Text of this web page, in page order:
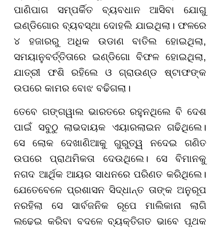
ପାଣିପାଗ ସମ୍ପର୍କିତ ବ୍ୟବଧାନ ଆସିବା ଯୋଗୁ
ଇଣ୍ଡିଗୋର ବ୍ୟବସ୍ଥା ଦୋହଲି ଯାଇଥିଲା। ଫଳରେ
୪ ହଜାରରୁ ଅଧିକ ଉଡାଣ ବାତିଲ ହୋଇଥିଲା,
ସମୟାନୁବର୍ତ୍ତିତାରେ ଇଣ୍ଡିଗୋ ବିଫଳ ହୋଇଥିଲା,
ଯାତ୍ରୀ ଫଶି ରହିଲେ ଓ ଗ୍ରାଉଣ୍ଡ ଷ୍ଟାଫଙ୍କ
ଉପରେ କାମର ବୋଝ ବଢିଗଲା।
ତେବେ ଗଙ୍ଗୱାଲ ଭାରତରେ ରହୁନଥିଲେ ବି ଦେଶ
ପାଇଁ ସବୁଠୁ ଲାଭଦାୟକ ଏୟାରଲାଇନ ଗଢିଥିଲେ।
ସେ ଲୋକ ଦେଖାଣିଆକୁ ଗୁରୁତ୍ୱ ନଦେଇ ଗଣିତ
ଉପରେ ପ୍ରାଥମିକତା ଦେଉଥିଲେ। ସେ ବିମାନକୁ
ନଗଦ ଆର୍ଥିକ ଆୟର ସାଧନରେ ପରିଣତ କରିଥିଲେ।
ଯେତେବେଳେ ପ୍ରଶାସନ ସିଦ୍ଧାନ୍ତ ତାଙ୍କ ଅନୁରୂପ
ନରହିଲା ସେ ସାର୍ବଜନିକ ରୂପେ ମାଲିକାନା ଲାଗି
ଲଢେଇ କରିବା ବଦଳେ ବ୍ୟକ୍ତିଗତ ଭାବେ ପୃଥକ